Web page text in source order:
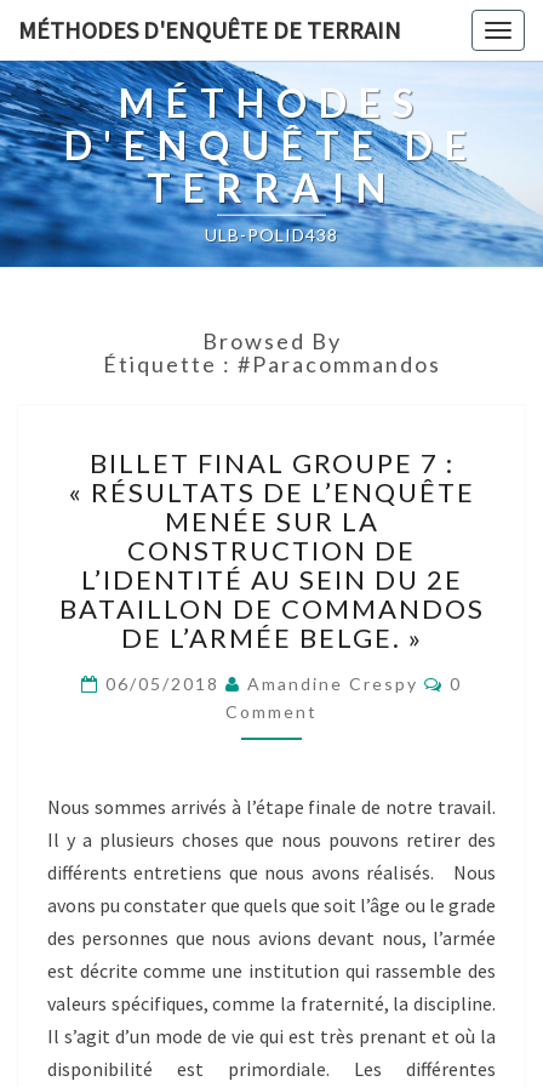
MÉTHODES D'ENQUÊTE DE TERRAIN
MÉTHODES
D'ENQUÊTE DE
TERRAIN
ULB-POLID438
Browsed By
Étiquette : #paracommandos
FINAL
GROUPE
7
:
« RÉSULTATS
DE
L’ENQUÊTE
MENÉE
SUR
LA
AU
SEIN
DU
BATAILLON
DE
COMMANDOS
DE
L’ARMÉE
BELGE. »
BILLET FINAL GROUPE 7 :
« RÉSULTATS DE L’ENQUÊTE
MENÉE SUR LA
CONSTRUCTION DE
L’IDENTITÉ AU SEIN DU 2E
BATAILLON DE COMMANDOS
DE L’ARMÉE BELGE. »
06/05/2018 Amandine Crespy
0
Comment
Nous sommes arrivés à l’étape finale de notre travail.
Il y a plusieurs choses que nous pouvons retirer des
différents entretiens que nous avons réalisés. Nous
avons pu constater que quels que soit l’âge ou le grade
des personnes que nous avions devant nous, l’armée
est décrite comme une institution qui rassemble des
valeurs spécifiques, comme la fraternité, la discipline.
Il s’agit d’un mode de vie qui est très prenant et où la
disponibilité est primordiale. Les différentes